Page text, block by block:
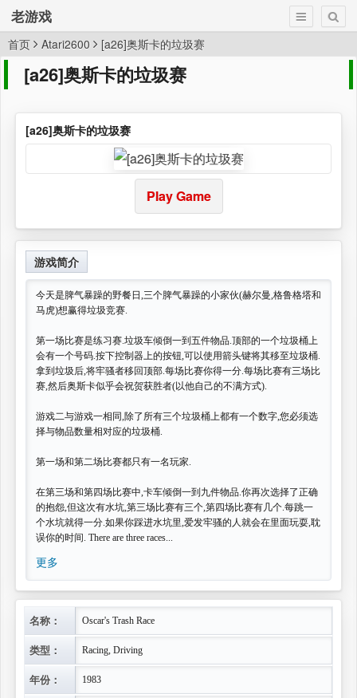
老游戏
首页 Atari2600 [a26]奥斯卡的垃圾赛
[a26]奥斯卡的垃圾赛
[a26]奥斯卡的垃圾赛
Play Game
游戏简介
今天是脾气暴躁的野餐日,三个脾气暴躁的小家伙(赫尔曼,格鲁格塔和
马虎)想赢得垃圾竞赛.
第一场比赛是练习赛.垃圾车倾倒一到五件物品.顶部的一个垃圾桶上
会有一个号码.按下控制器上的按钮,可以使用箭头键将其移至垃圾桶.
拿到垃圾后,将牢骚者移回顶部.每场比赛你得一分.每场比赛有三场比
赛,然后奥斯卡似乎会祝贺获胜者(以他自己的不满方式).
游戏二与游戏一相同,除了所有三个垃圾桶上都有一个数字,您必须选
择与物品数量相对应的垃圾桶.
第一场和第二场比赛都只有一名玩家.
在第三场和第四场比赛中,卡车倾倒一到九件物品.你再次选择了正确
的抱怨,但这次有水坑,第三场比赛有三个,第四场比赛有几个.每跳一
个水坑就得一分.如果你踩进水坑里,爱发牢骚的人就会在里面玩耍,耽
误你的时间. There are three races...
更多
名称： Oscar's Trash Race
类型： Racing, Driving
年份： 1983